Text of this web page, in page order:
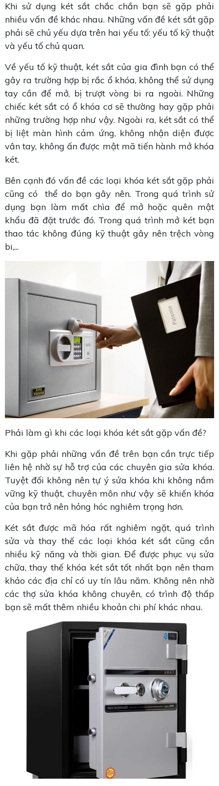
Khi sử dụng két sắt chắc chắn bạn sẽ gặp phải
nhiều vấn đề khác nhau. Những vấn đề két sắt gặp
phải sẽ chủ yếu dựa trên hai yếu tố: yếu tố kỹ thuật
và yếu tố chủ quan.
Về yếu tố kỹ thuật, két sắt của gia đình bạn có thể
gây ra trường hợp bị rắc ổ khóa, không thể sử dụng
tay cần để mở, bị trượt vòng bi ra ngoài. Những
chiếc két sắt có ổ khóa cơ sẽ thường hay gặp phải
những trường hợp như vậy. Ngoài ra, két sắt có thể
bị liệt màn hình cảm ứng, không nhận diện được
vân tay, không ấn được mật mã tiến hành mở khóa
két.
Bên cạnh đó vấn đề các loại khóa két sắt gặp phải
cũng có thể do bạn gây nên. Trong quá trình sử
dụng bạn làm mất chìa để mở hoặc quên mật
khẩu đã đặt trước đó. Trong quá trình mở két bạn
thao tác không đúng kỹ thuật gây nên trệch vòng
bi,...
Phải làm gì khi các loại khóa két sắt gặp vấn đề?
Khi gặp phải những vấn đề trên bạn cần trực tiếp
liên hệ nhờ sự hỗ trợ của các chuyên gia sửa khóa.
Tuyệt đối không nên tự ý sửa khóa khi không nắm
vững kỹ thuật, chuyên môn như vậy sẽ khiến khóa
của bạn trở nên hỏng hóc nghiêm trọng hơn.
Két sắt được mã hóa rất nghiêm ngặt, quá trình
sửa và thay thế các loại khóa két sắt cũng cần
nhiều kỹ năng và thời gian. Để được phục vụ sửa
chữa, thay thế khóa két sắt tốt nhất bạn nên tham
khảo các địa chỉ có uy tín lâu năm. Không nên nhờ
các thợ sửa khóa không chuyên, có trình độ thấp
bạn sẽ mất thêm nhiều khoản chi phí khác nhau.